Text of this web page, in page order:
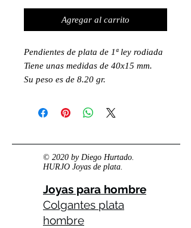
Agregar al carrito
Pendientes de plata de 1ª ley rodiada
Tiene unas medidas de 40x15 mm.
Su peso es de 8.20 gr.
© 2020 by Diego Hurtado.
HURJO Joyas de plata.
Joyas para hombre
Colgantes plata
hombre